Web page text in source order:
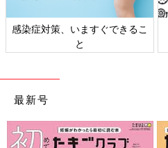
出典：Instagramアカウント「reimi___shsh
感染症対策、いますぐできるこ
と
最新号